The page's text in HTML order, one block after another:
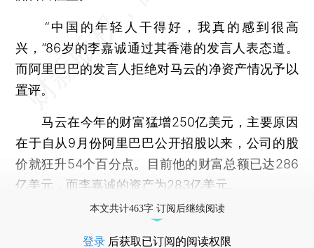
“中国的年轻人干得好，我真的感到很高
兴，”86岁的李嘉诚通过其香港的发言人表态道。
而阿里巴巴的发言人拒绝对马云的净资产情况予以
置评。
马云在今年的财富猛增250亿美元，主要原因
在于自从9月份阿里巴巴公开招股以来，公司的股
价就狂升54个百分点。目前他的财富总额已达286
亿美元，而李嘉诚的资产为283亿美元。
本文共计463字 订阅后继续阅读
登录 后获取已订阅的阅读权限